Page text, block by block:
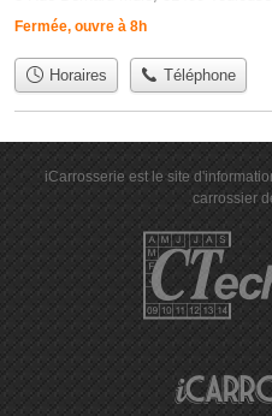
Fermée, ouvre à 8h
Horaires Téléphone
iCarrosserie est le site
carrossier